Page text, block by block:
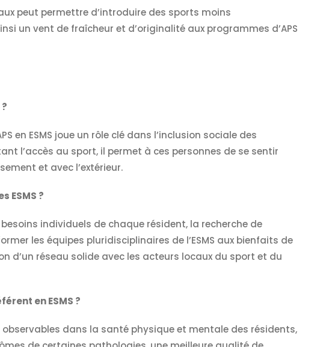
peut permettre d’introduire des sports moins
un vent de fraîcheur et d’originalité aux programmes d’APS
en ESMS joue un rôle clé dans l’inclusion sociale des
l’accès au sport, il permet à ces personnes de se sentir
et avec l’extérieur.
ESMS ?
individuels de chaque résident, la recherche de
les équipes pluridisciplinaires de l’ESMS aux bienfaits de
d’un réseau solide avec les acteurs locaux du sport et du
en ESMS ?
dans la santé physique et mentale des résidents,